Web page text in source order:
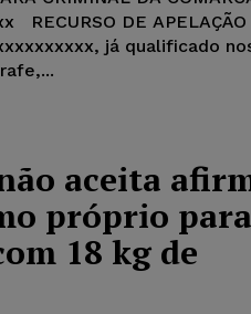
RECURSO DE APELAÇÃO
já qualificado
aceita
próprio
18 kg de